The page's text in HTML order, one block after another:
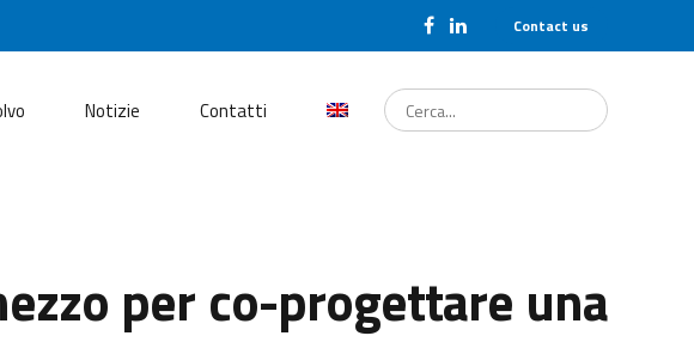
Contact us
Notizie Contatti
Cerca...
per co-progettare una